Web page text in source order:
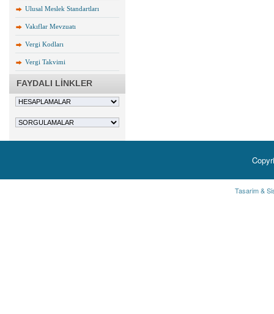
Ulusal Meslek Standartları
Vakıflar Mevzuatı
Vergi Kodları
Vergi Takvimi
FAYDALI LİNKLER
Tasarim &